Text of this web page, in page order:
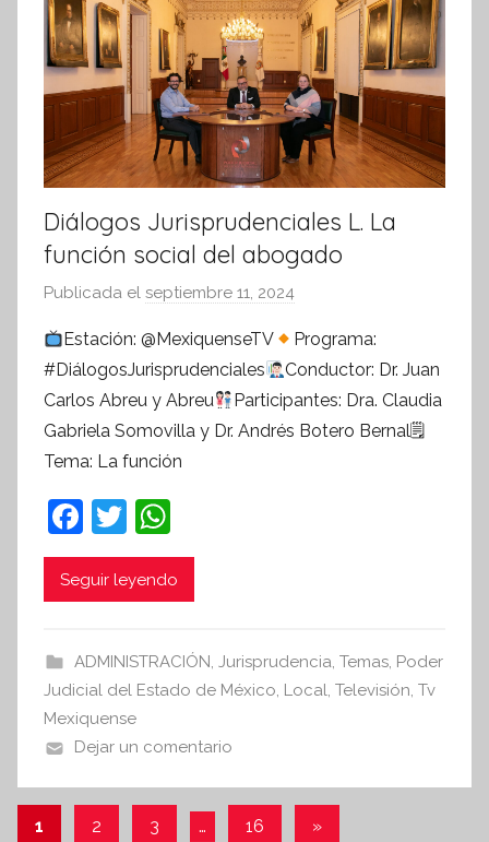
Diálogos Jurisprudenciales L. La
función social del abogado
Publicada el septiembre 11, 2024
r
S
í
n
f
o
t
Estación: @MexiquenseTV
Programa:
#DiálogosJurisprudenciales
Conductor: Dr. Juan
Carlos Abreu y Abreu
Participantes: Dra. Claudia
Gabriela Somovilla y Dr. Andrés Botero Bernal🗒
Tema: La función
F
a
c
b
o
o
k
T
w
itt
h
at
A
p
Seguir leyendo
ADMINISTRACIÓN, Jurisprudencia, Temas, Poder
Judicial del Estado de México, Local, Televisión, Tv
Mexiquense
Dejar un comentario
Paginación
1 2 3 … 16
Entradas
»